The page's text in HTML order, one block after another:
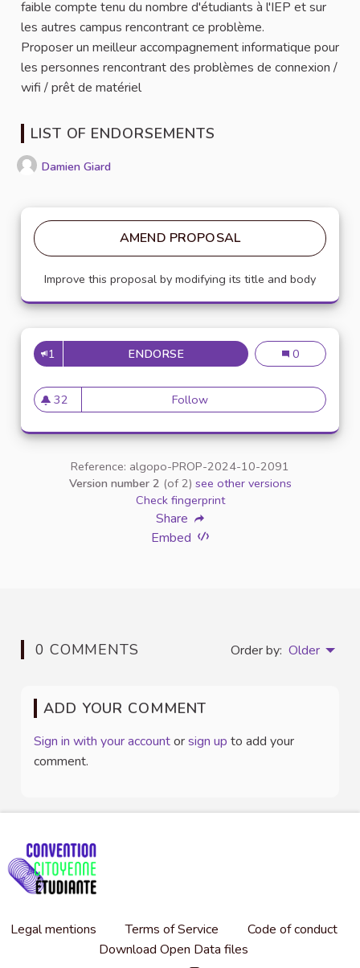
faible compte tenu du nombre d'étudiants à l'IEP et sur
les autres campus rencontrant ce problème.
Proposer un meilleur accompagnement informatique pour
les personnes rencontrant des problèmes de connexion /
wifi / prêt de matériel
LIST OF ENDORSEMENTS
Damien Giard
AMEND PROPOSAL
Improve this proposal by modifying its title and body
1 ENDORSE MEILLEUR ACCÈS AU WIFI
Meilleur
0
32
32 followers
FollowMeilleur accès au wifi
Reference: algopo-PROP-2024-10-2091
Version number 2 (of 2) see other versions
Check fingerprint
Share
Embed
0 COMMENTS Order by: Older
ADD YOUR COMMENT
Sign in with your accountorsign up to add your
comment.
Legal mentions Terms of Service
Code of conduct
Download Open Data files